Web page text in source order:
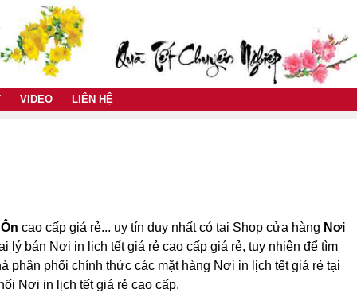
VIDEO LIÊN HỆ
cao cấp giá rẻ... uy tín duy nhất có tại Shop cửa hàng Nơi
lý bán Nơi in lịch tết giá rẻ cao cấp giá rẻ, tuy nhiên để tìm
phân phối chính thức các mặt hàng Nơi in lịch tết giá rẻ tại
Nơi in lịch tết giá rẻ cao cấp.